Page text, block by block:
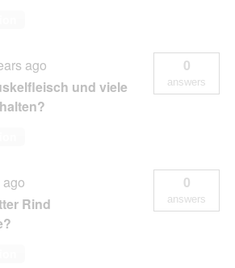
ago
und viele
0
answers
Rind
0
answers